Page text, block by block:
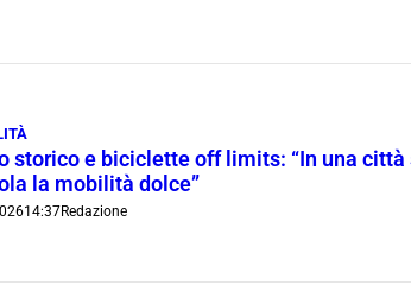
storico e biciclette off limits: “In una
la mobilità dolce”
14:37Redazione